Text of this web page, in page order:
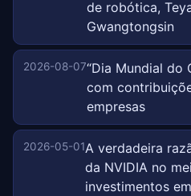
de robótica,
Gwangtongsin
2026-08-07“Dia Mundial do
com
empresas
2026-05-01A verdadeira
da NVIDIA no
investimentos